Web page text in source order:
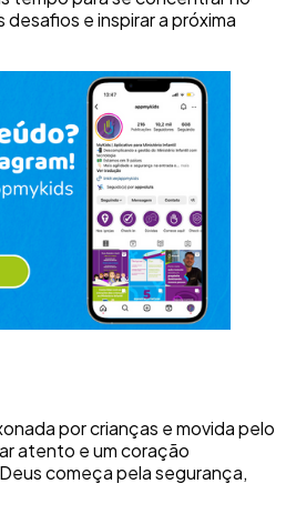
e inspirar a próxima
por crianças e movida pelo
atento e um coração
começa pela segurança,